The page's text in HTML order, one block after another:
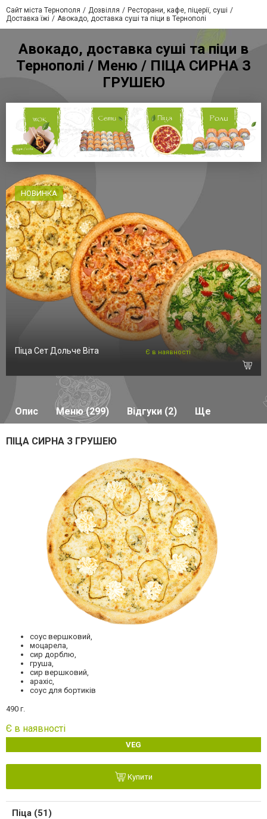
Сайт міста Тернополя Дозвілля
Ресторани, кафе, піцерії, суші
Доставка їжі
Авокадо, доставка суші та піци в Тернополі
Авокадо, доставка суші та піци в
Тернополі / Меню / ПІЦА СИРНА З
ГРУШЕЮ
НОВИНКА
Піца Сет Дольче Віта Є в наявності
Опис Меню (299) Відгуки (2) Ще
ПІЦА СИРНА З ГРУШЕЮ
соус вершковий,
моцарела,
сир дорблю,
груша,
сир вершковий,
арахіс,
соус для бортиків
490 г.
Є в наявності
VEG
Купити
Піца (51)